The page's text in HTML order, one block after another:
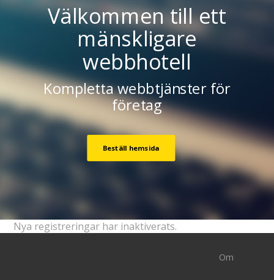
Välkommen till ett
mänskligare
webbhotell
Kompletta webbtjänster för
företag
Beställ hemsida
Nya registreringar har inaktiverats.
Om